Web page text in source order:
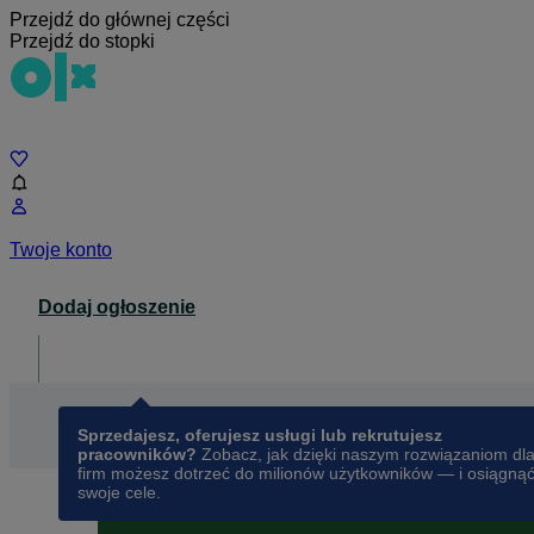
Przejdź do głównej części
Przejdź do stopki
Twoje konto
Dodaj ogłoszenie
Sprzedajesz, oferujesz usługi lub rekrutujesz
pracowników? Zobacz, jak dzięki naszym rozwiązaniom dla
firm możesz dotrzeć do milionów użytkowników — i osiągnąć
swoje cele.